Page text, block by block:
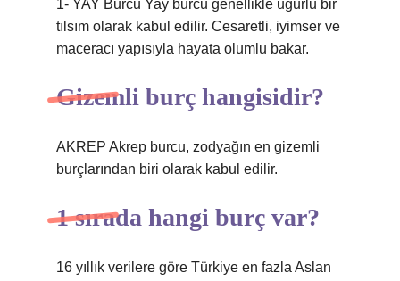
1- YAY Burcu Yay burcu genellikle uğurlu bir
tılsım olarak kabul edilir. Cesaretli, iyimser ve
maceracı yapısıyla hayata olumlu bakar.
Gizemli burç hangisidir?
AKREP Akrep burcu, zodyağın en gizemli
burçlarından biri olarak kabul edilir.
1 sırada hangi burç var?
16 yıllık verilere göre Türkiye en fazla Aslan